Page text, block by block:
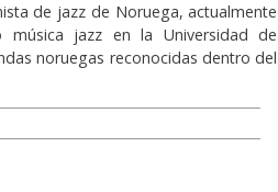
de jazz de Noruega, actualmente
música jazz en la Universidad de
noruegas reconocidas dentro del